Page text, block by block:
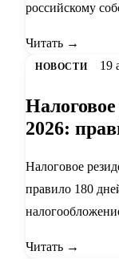
российскому
Читать →
НОВОСТИ 19
2026:
Налоговое
правило 180
Читать →